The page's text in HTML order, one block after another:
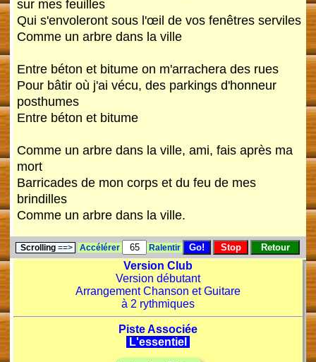
sur mes feuilles
Qui s'envoleront sous l'œil de vos fenêtres serviles
Comme un arbre dans la ville
Entre béton et bitume on m'arrachera des rues
Pour bâtir où j'ai vécu, des parkings d'honneur
posthumes
Entre béton et bitume
Comme un arbre dans la ville, ami, fais après ma
mort
Barricades de mon corps et du feu de mes
brindilles
Comme un arbre dans la ville.
Scrolling==> Accélérer Ralentir
Version Club
Version débutant
Arrangement Chanson et Guitare
à 2 rythmiques
Piste Associée
L'essentiel